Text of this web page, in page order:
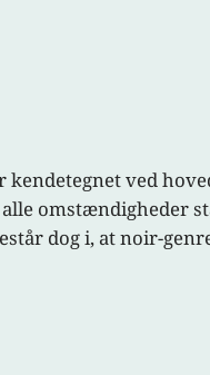
ved
omstændigheder
dog i, at noir-